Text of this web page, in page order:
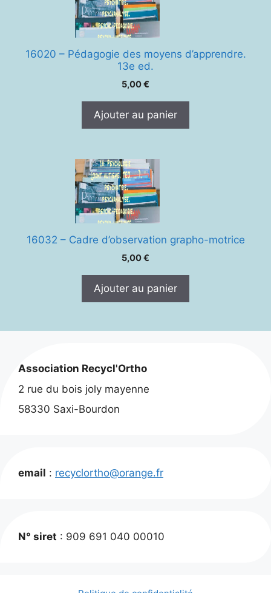
16020 – Pédagogie des moyens d’apprendre.
13e ed.
5,00€
Ajouter au panier
16032 – Cadre d’observation grapho-motrice
5,00€
Ajouter au panier
Association Recycl'Ortho
2 rue du bois joly mayenne
58330 Saxi-Bourdon
email : recyclortho@orange.fr
N° siret : 909 691 040 00010